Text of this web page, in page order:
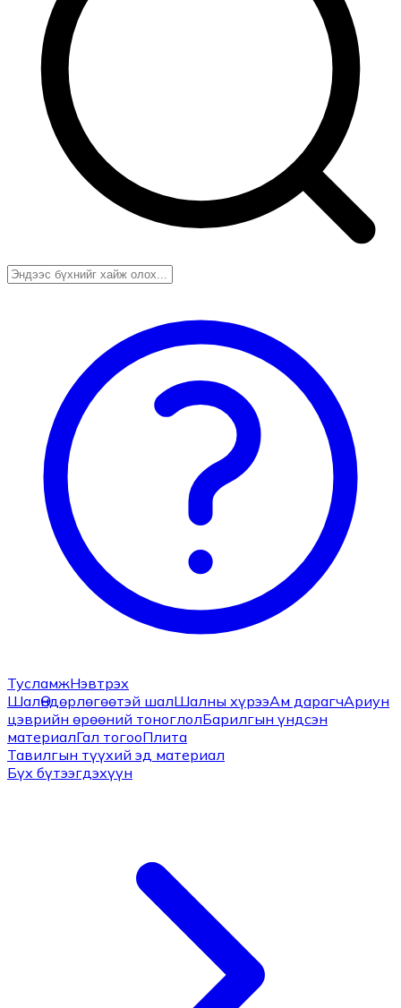
ТусламжНэвтрэх
ШалӨндөрлөгөөтэй шалШалны хүрээАм дарагчАриун
цэврийн өрөөний тоноглолБарилгын үндсэн
материалГал тогооПлита
Тавилгын түүхий эд материал
Бүх бүтээгдэхүүн